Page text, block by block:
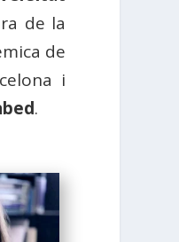
de la
de
i
.